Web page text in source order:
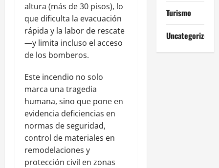
altura (más de 30 pisos), lo
que dificulta la evacuación
rápida y la labor de rescate
—y limita incluso el acceso
de los bomberos.
Este incendio no solo
marca una tragedia
humana, sino que pone en
evidencia deficiencias en
normas de seguridad,
control de materiales en
remodelaciones y
protección civil en zonas
Turismo
Uncategorized